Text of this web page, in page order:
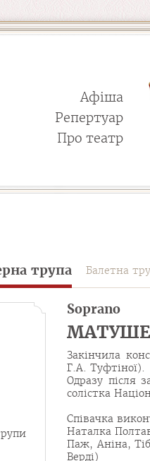
Афіша
Репертуар
Про театр
трупа Балетна
Soprano
Закінчила
Г.А. Туфтіної).
Одразу після
солістка
Співачка
Наталка
Паж, Аніна,
Верді)